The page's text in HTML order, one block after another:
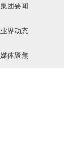
集团要闻
业界动态
媒体聚焦